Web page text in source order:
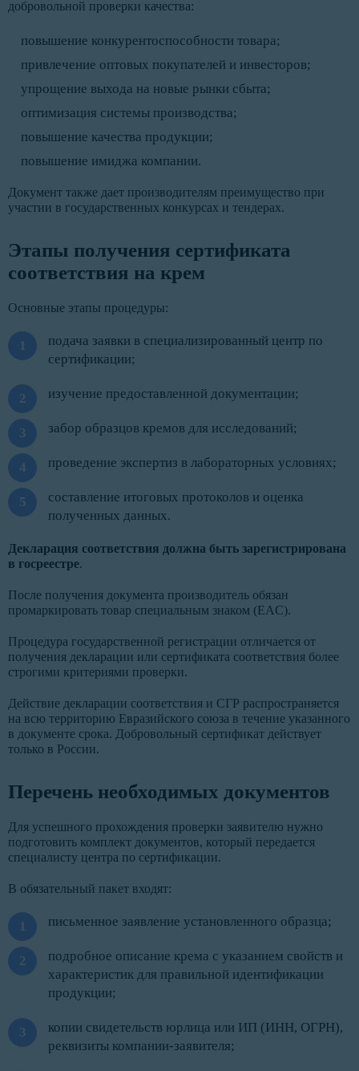
добровольной проверки качества:
повышение конкурентоспособности товара;
привлечение оптовых покупателей и инвесторов;
упрощение выхода на новые рынки сбыта;
оптимизация системы производства;
повышение качества продукции;
повышение имиджа компании.
Документ также дает производителям преимущество при
участии в государственных конкурсах и тендерах.
Этапы получения сертификата
соответствия на крем
Основные этапы процедуры:
подача заявки в специализированный центр по
сертификации;
изучение предоставленной документации;
забор образцов кремов для исследований;
проведение экспертиз в лабораторных условиях;
составление итоговых протоколов и оценка
полученных данных.
Декларация соответствия должна быть зарегистрирована
в госреестре.
После получения документа производитель обязан
промаркировать товар специальным знаком (EAC).
Процедура государственной регистрации отличается от
получения декларации или сертификата соответствия более
строгими критериями проверки.
Действие декларации соответствия и СГР распространяется
на всю территорию Евразийского союза в течение указанного
в документе срока. Добровольный сертификат действует
только в России.
Перечень необходимых документов
Для успешного прохождения проверки заявителю нужно
подготовить комплект документов, который передается
специалисту центра по сертификации.
В обязательный пакет входят:
письменное заявление установленного образца;
подробное описание крема с указанием свойств и
характеристик для правильной идентификации
продукции;
копии свидетельств юрлица или ИП (ИНН, ОГРН),
реквизиты компании-заявителя;